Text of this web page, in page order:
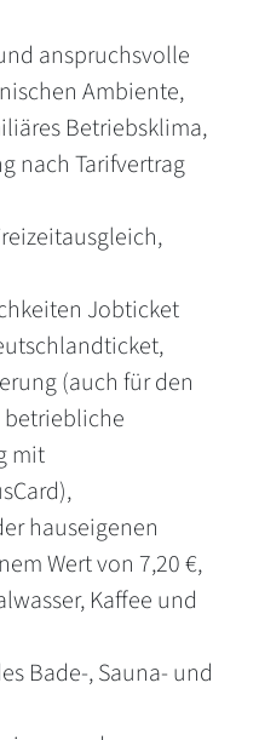
anspruchsvolle
Ambiente,
Betriebsklima,
nach Tarifvertrag
Jobticket
(auch für den
mit
hauseigenen
Wert von 7,20 €,
Kaffee und
Bade-, Sauna- und